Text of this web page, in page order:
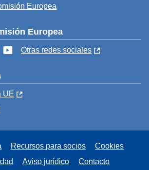
Europea
Europea
FacebookYouTube
Otras redes sociales
UE
Recursos para socios
Cookies
Aviso jurídico Contacto